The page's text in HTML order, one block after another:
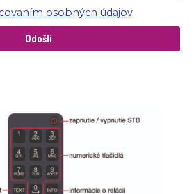
osobných údajov